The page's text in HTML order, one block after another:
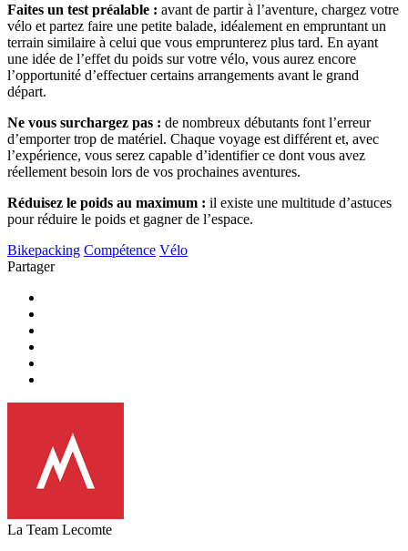
Faites un test préalable : avant de partir à l’aventure, chargez votre
vélo et partez faire une petite balade, idéalement en empruntant un
terrain similaire à celui que vous emprunterez plus tard. En ayant
une idée de l’effet du poids sur votre vélo, vous aurez encore
l’opportunité d’effectuer certains arrangements avant le grand
départ.
Ne vous surchargez pas : de nombreux débutants font l’erreur
d’emporter trop de matériel. Chaque voyage est différent et, avec
l’expérience, vous serez capable d’identifier ce dont vous avez
réellement besoin lors de vos prochaines aventures.
Réduisez le poids au maximum : il existe une multitude d’astuces
pour réduire le poids et gagner de l’espace.
Bikepacking Compétence Vélo
Partager
La Team Lecomte